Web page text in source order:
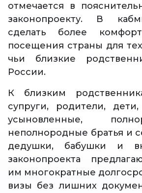
отмечается в
законопроекту. В
сделать более
посещения страны для
чьи близкие
России.
К близким
супруги, родители,
усыновленные,
неполнородные братья и
дедушки, бабушки и
законопроекта
им многократные
визы без лишних